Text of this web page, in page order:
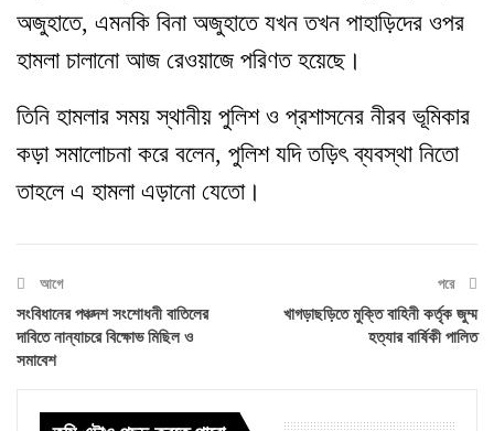
অজুহাতে, এমনকি বিনা অজুহাতে যখন তখন পাহাড়িদের ওপর
হামলা চালানো আজ রেওয়াজে পরিণত হয়েছে।
তিনি হামলার সময় স্থানীয় পুলিশ ও প্রশাসনের নীরব ভূমিকার
কড়া সমালোচনা করে বলেন, পুলিশ যদি তড়িৎ ব্যবস্থা নিতো
তাহলে এ হামলা এড়ানো যেতো।
আগে
সংবিধানের পঞ্চদশ সংশোধনী বাতিলের
দাবিতে নান্যাচরে বিক্ষোভ মিছিল ও
সমাবেশ
পরে
খাগড়াছড়িতে মুক্তি বাহিনী কর্তৃক জুম্ম
হত্যার বার্ষিকী পালিত